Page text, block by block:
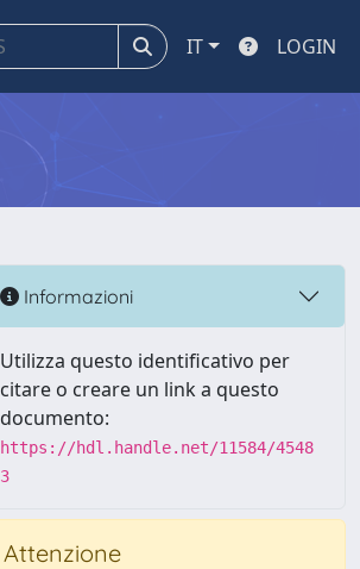
IT LOGIN
Informazioni
Utilizza questo identificativo per
citare o creare un link a questo
documento:
https://hdl.handle.net/11584/4548
3
Attenzione